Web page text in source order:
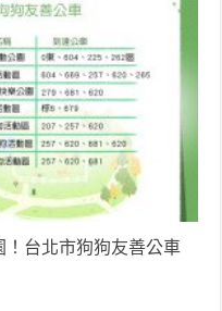
！台北市狗狗友善公車